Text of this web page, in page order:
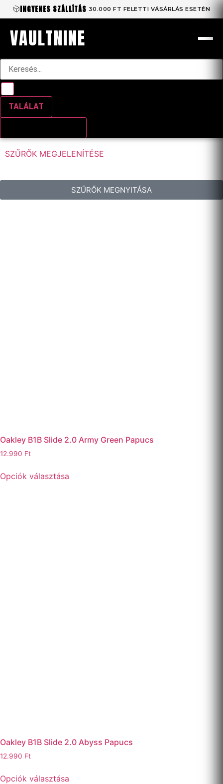
INGYENES SZÁLLÍTÁS 30.000 FT FELETTI VÁSÁRLÁS ESETÉN
VAULTNINE
TALÁLAT
SZŰRŐK MEGJELENÍTÉSE
SZŰRŐK MEGNYITÁSA
Oakley B1B Slide 2.0 Army Green Papucs
12.990 Ft
Opciók választása
Oakley B1B Slide 2.0 Abyss Papucs
12.990 Ft
Opciók választása